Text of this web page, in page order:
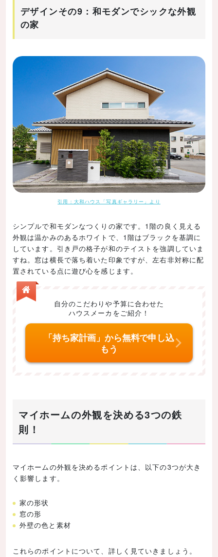
デザインその9：和モダンでシックな外観
の家
引用：大和ハウス「写真ギャラリー」より
シンプルで和モダンなつくりの家です。1階の良く見える
外観は温かみのあるホワイトで、1階はブラックを基調に
しています。引き戸の格子が和のテイストを強調していま
すね。窓は横長で落ち着いた印象ですが、左右非対称に配
置されている点に遊び心を感じます。
自分のこだわりや予算に合わせた
ハウスメーカをご紹介！
「持ち家計画」から無料で申し込
もう
マイホームの外観を決める3つの鉄
則！
マイホームの外観を決めるポイントは、以下の3つが大き
く影響します。
家の形状
窓の形
外壁の色と素材
これらのポイントについて、詳しく見ていきましょう。